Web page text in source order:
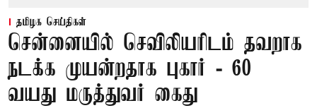
தமிழக செய்திகள்
சென்னையில் செவிலியரிடம் தவறாக
நடக்க முயன்றதாக புகார் - 60
வயது மருத்துவர் கைது